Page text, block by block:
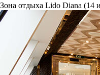
Зона отдыха Lido Diana (14